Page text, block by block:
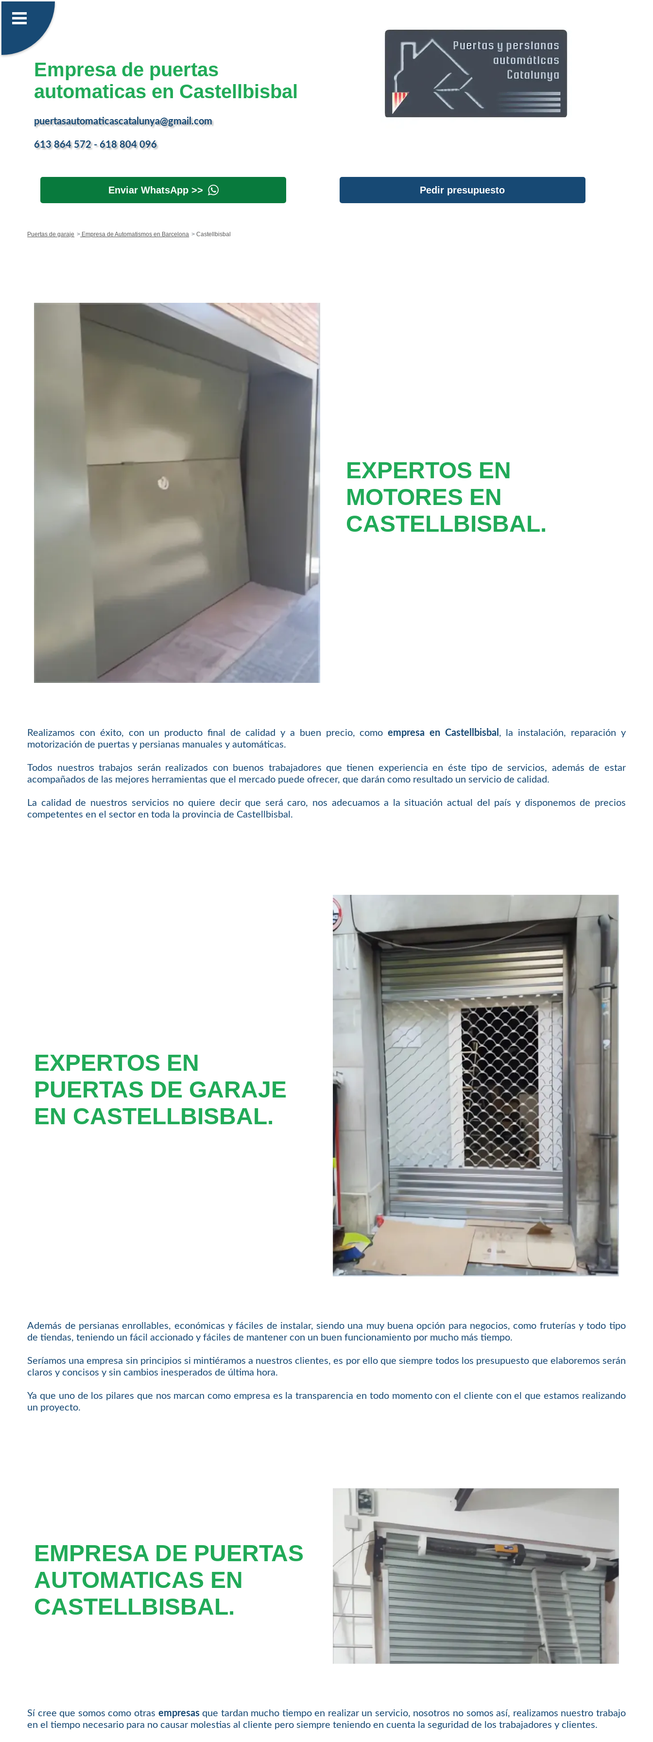
Empresa de puertas
automaticas en Castellbisbal
puertasautomaticascatalunya@gmail.com
613 864 572 - 618 804 096
Enviar WhatsApp >> Pedir presupuesto
Puertas de garaje Empresa de Automatismos en Barcelona Castellbisbal
EXPERTOS EN
MOTORES EN
CASTELLBISBAL.
Realizamos con éxito, con un producto final de calidad y a buen precio, comoempresa en Castellbisbal , la instalación, reparación y
motorización de puertas y persianas manuales y automáticas.
Todos nuestros trabajos serán realizados con buenos trabajadores que tienen experiencia en éste tipo de servicios, además de estar
acompañados de las mejores herramientas que el mercado puede ofrecer, que darán como resultado un servicio de calidad.
La calidad de nuestros servicios no quiere decir que será caro, nos adecuamos a la situación actual del país y disponemos de precios
competentes en el sector en toda la provincia de Castellbisbal.
EXPERTOS EN
PUERTAS DE GARAJE
EN CASTELLBISBAL.
Además de persianas enrollables, económicas y fáciles de instalar, siendo una muy buena opción para negocios, como fruterías y todo tipo
de tiendas, teniendo un fácil accionado y fáciles de mantener con un buen funcionamiento por mucho más tiempo.
Seríamos una empresa sin principios si mintiéramos a nuestros clientes, es por ello que siempre todos los presupuesto que elaboremos serán
claros y concisos y sin cambios inesperados de última hora.
Ya que uno de los pilares que nos marcan como empresa es la transparencia en todo momento con el cliente con el que estamos realizando
un proyecto.
EMPRESA DE PUERTAS
AUTOMATICAS EN
CASTELLBISBAL.
Sí cree que somos como otras empresasque tardan mucho tiempo en realizar un servicio, nosotros no somos así, realizamos nuestro trabajo
en el tiempo necesario para no causar molestias al cliente pero siempre teniendo en cuenta la seguridad de los trabajadores y clientes.